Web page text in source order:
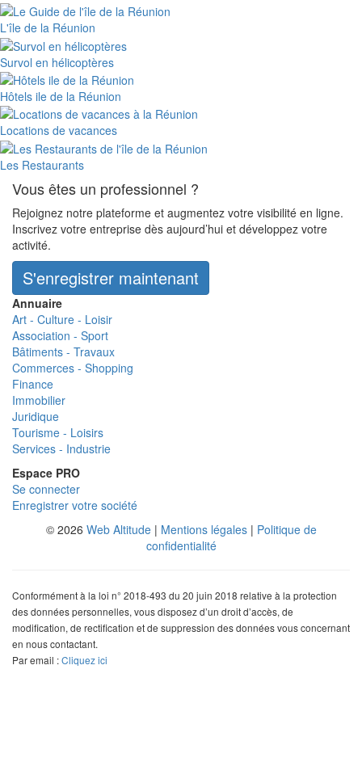
L'île de la Réunion
Survol en hélicoptères
Hôtels ile de la Réunion
Locations de vacances
Les Restaurants
Vous êtes un professionnel ?
Rejoignez notre plateforme et augmentez votre visibilité en ligne.
Inscrivez votre entreprise dès aujourd’hui et développez votre
activité.
S'enregistrer maintenant
Annuaire
Art - Culture - Loisir
Association - Sport
Bâtiments - Travaux
Commerces - Shopping
Finance
Immobilier
Juridique
Tourisme - Loisirs
Services - Industrie
Espace PRO
Se connecter
Enregistrer votre société
© 2026 Web Altitude | Mentions légales | Politique de
confidentialité
Conformément à la loi n° 2018-493 du 20 juin 2018 relative à la protection
des données personnelles, vous disposez d’un droit d’accès, de
modification, de rectification et de suppression des données vous concernant
en nous contactant.
Par email :Cliquez ici